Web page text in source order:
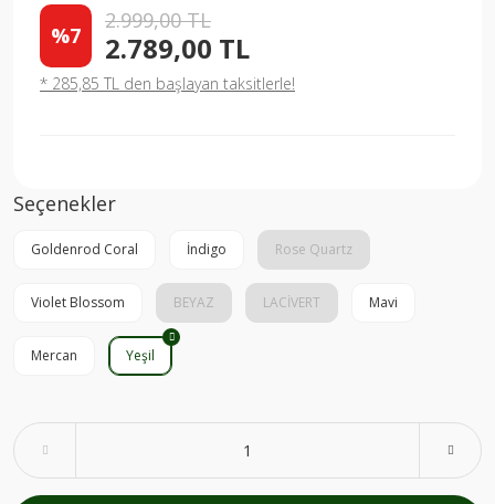
%7
2.999,00 TL
2.789,00 TL
* 285,85 TL den başlayan taksitlerle!
Seçenekler
Goldenrod Coral İndigo Rose Quartz
Violet Blossom BEYAZ LACİVERT Mavi
Mercan Yeşil